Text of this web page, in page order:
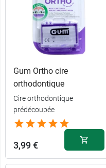
Menthe -
Contenance :
30 pastilles
13,99 €
Pomme
Gum Ortho cire
orthodontique
Cire orthodontique
prédécoupée
3,99 €